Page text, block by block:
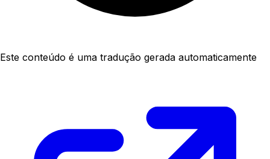
Este conteúdo é uma tradução gerada automaticamente